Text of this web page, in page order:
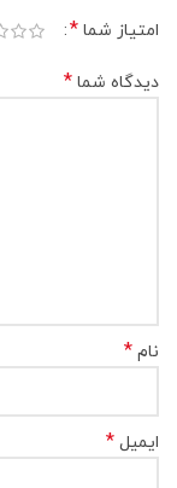
امتیاز شما *
دیدگاه شما *
نام *
ایمیل *